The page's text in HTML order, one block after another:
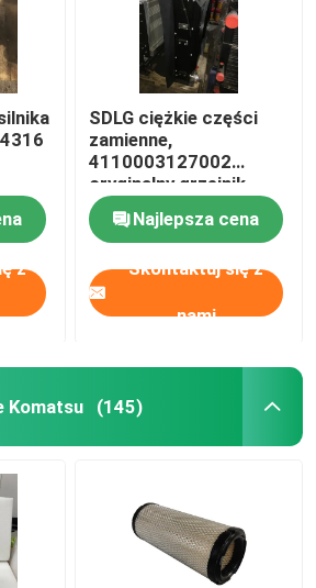
z
SDLG ciężkie części
zamienne,
4110003127002
oryginalny grzejnik
Assy
Najlepsza cena
Skontaktuj się z
nami
Komatsu (145)